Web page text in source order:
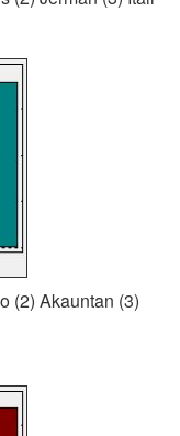
(2) Akauntan (3)